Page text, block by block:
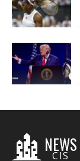
NEWS
CIS